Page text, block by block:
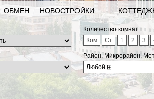
ОБМЕН НОВОСТРОЙКИ
Количество комнат
Ком
Ст 1 2 3
Район, Микрорайон,
Любой ⊞